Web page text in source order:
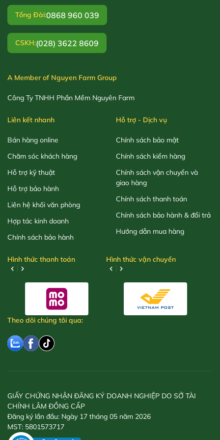
Tổng Đài:0868 960 039
CSKH:(028) 3622 8609
A Member of Nguyen Farm Group
Công Ty TNHH Phần Mềm Nguyên Farm
Liên kết nhanh
Bán hàng online
Chăm sóc khách hàng
Hỗ trợ kỹ thuật
Hỗ trợ bảo hành
Liên hệ khối văn phòng
Hợp tác kinh doanh
Chính sách bảo hành
Hỗ trợ - Dịch vụ
Chính sách bảo mật
Chính sách kiểm hàng
Chính sách vận chuyển và
giao hàng
Chính sách thanh toán
Chính sách bảo hành & đổi trả
Hướng dẫn mua hàng
Hình thức thanh toán Hình thức vận chuyển
Theo dõi chúng tôi qua:
GIẤY CHỨNG NHẬN ĐĂNG KÝ DOANH NGHIỆP DO SỞ TÀI
CHÍNH LÂM ĐỒNG CẤP
Đăng ký lần đầu: Ngày 17 tháng 05 năm 2026
MST: 5801573717